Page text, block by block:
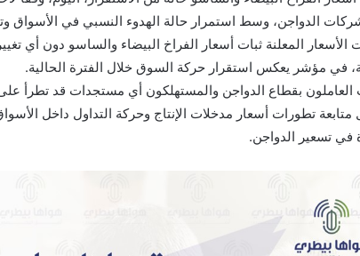
الدواجن، وسط استمرار حالة الهدوء النسبي في الأسواق
الأسعار المعلنة ثبات أسعار الفراخ البيضاء والساسو دون أي
في مؤشر يعكس استقرار حركة السوق خلال الفترة الحالية.
العاملون بقطاع الدواجن والمستهلكون أي مستجدات قد تطرأ على
تطورات أسعار مدخلات الإنتاج وحركة التداول داخل
في تسعير الدواجن.